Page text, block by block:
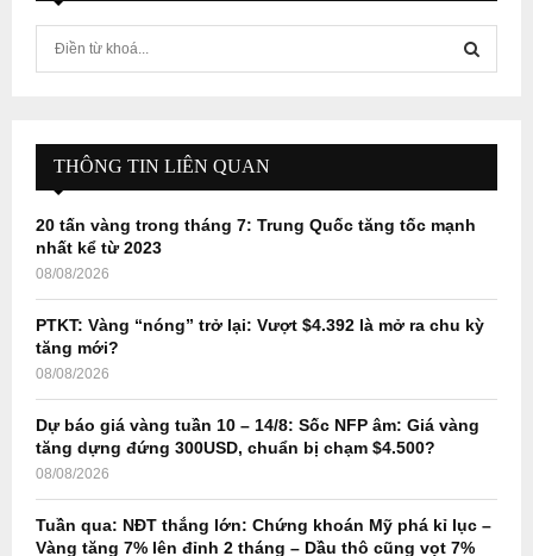
f
r
E
A
H
THÔNG TIN LIÊN QUAN
20 tấn vàng trong tháng 7: Trung Quốc tăng tốc mạnh
nhất kể từ 2023
08/08/2026
PTKT: Vàng “nóng” trở lại: Vượt $4.392 là mở ra chu kỳ
tăng mới?
08/08/2026
Dự báo giá vàng tuần 10 – 14/8: Sốc NFP âm: Giá vàng
tăng dựng đứng 300USD, chuẩn bị chạm $4.500?
08/08/2026
Tuần qua: NĐT thắng lớn: Chứng khoán Mỹ phá kỉ lục –
Vàng tăng 7% lên đỉnh 2 tháng – Dầu thô cũng vọt 7%